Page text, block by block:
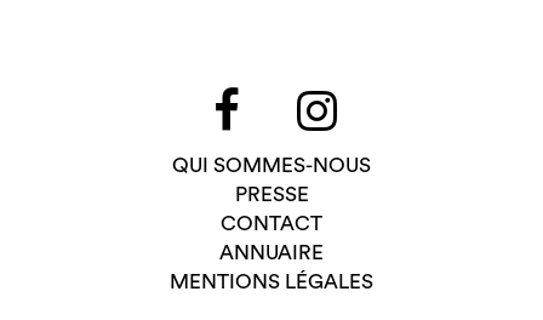
QUI SOMMES-NOUS
PRESSE
CONTACT
ANNUAIRE
MENTIONS LÉGALES